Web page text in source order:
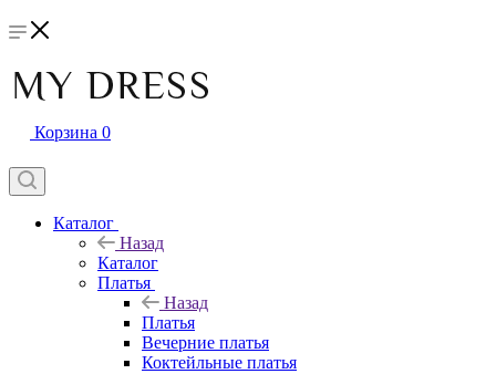
Корзина 0
Каталог
Назад
Каталог
Платья
Назад
Платья
Вечерние платья
Коктейльные платья